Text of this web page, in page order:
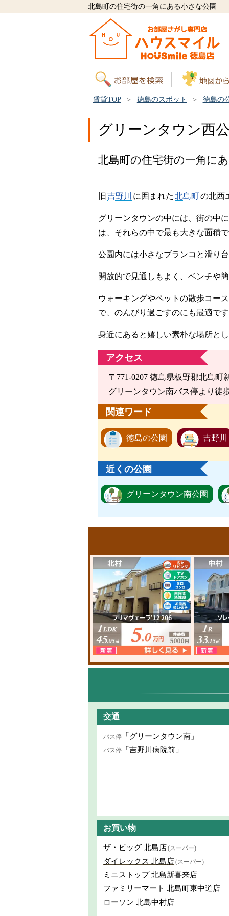
北島町の住宅街の一角にある小さな公園
賃貸TOP 徳島のスポット 徳島の
グリーンタウン西
北島町の住宅街の一角に
旧 吉野川 に囲まれた 北島町の北西
グリーンタウンの中には、街の中
は、それらの中で最も大きな面積
公園内には小さなブランコと滑り
開放的で見通しもよく、ベンチや
ウォーキングやペットの散歩コー
で、のんびり過ごすのにも最適で
身近にあると嬉しい素朴な場所と
アクセス
〒771-0207 徳島県板野郡北島町
グリーンタウン南バス停より徒
関連ワード
徳島の公園 吉野川
近くの公園
グリーンタウン南公園
交通
バス停 「グリーンタウン南」
バス停 「吉野川病院前」
お買い物
ザ・ビッグ 北島店(スーパー)
ダイレックス 北島店(スーパー)
ミニストップ 北島新喜来店
ファミリーマート 北島町東中道店
ローソン 北島中村店